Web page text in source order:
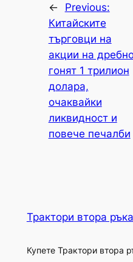
←
Previous:
Китайските
търговци на
акции на
гонят 1 трилион
долара,
очаквайки
ликвидност и
повече печалби
Трактори втора ръка
Купете Трактори втора